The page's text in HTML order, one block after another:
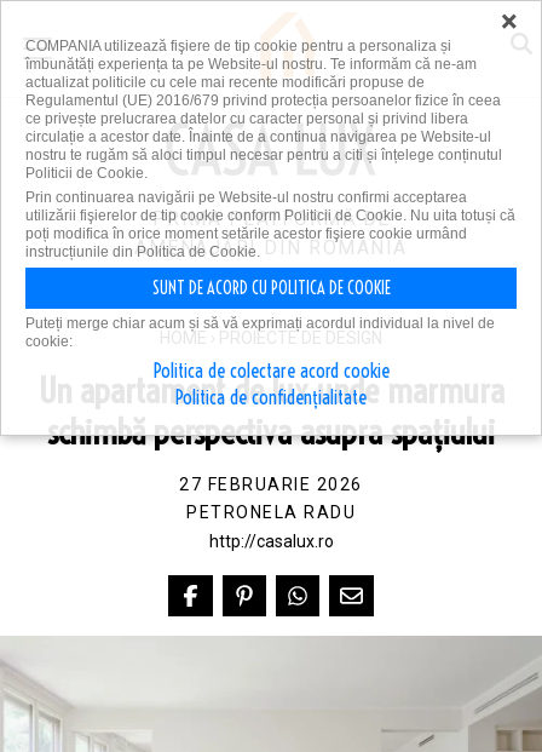
PRIMA PLATFORMĂ DE
AMENAJĂRI DIN ROMÂNIA
HOME PROIECTE DE DESIGN
Un apartament de lux unde marmura
schimbă perspectiva asupra spațiului
27 FEBRUARIE 2026
PETRONELA RADU
http://casalux.ro
×
COMPANIA utilizează fişiere de tip cookie pentru a personaliza și
îmbunătăți experiența ta pe Website-ul nostru. Te informăm că ne-am
actualizat politicile cu cele mai recente modificări propuse de
Regulamentul (UE) 2016/679 privind protecția persoanelor fizice în ceea
ce privește prelucrarea datelor cu caracter personal și privind libera
circulație a acestor date. Înainte de a continua navigarea pe Website-ul
nostru te rugăm să aloci timpul necesar pentru a citi și înțelege conținutul
Politicii de Cookie.
Prin continuarea navigării pe Website-ul nostru confirmi acceptarea
utilizării fişierelor de tip cookie conform Politicii de Cookie. Nu uita totuși că
poți modifica în orice moment setările acestor fişiere cookie urmând
instrucțiunile din Politica de Cookie.
SUNT DE ACORD CU POLITICA DE COOKIE
Puteți merge chiar acum și să vă exprimați acordul individual la nivel de
cookie:
Politica de colectare acord cookie
Politica de confidențialitate